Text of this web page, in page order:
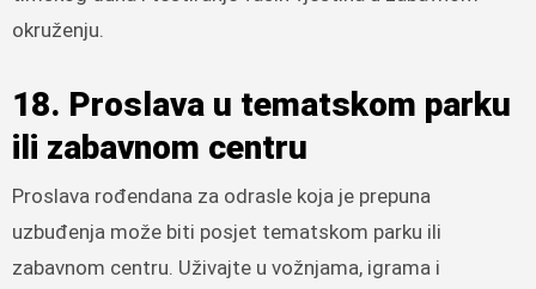
okruženju.
18. Proslava u tematskom parku
ili zabavnom centru
Proslava rođendana za odrasle koja je prepuna
uzbuđenja može biti posjet tematskom parku ili
zabavnom centru. Uživajte u vožnjama, igrama i